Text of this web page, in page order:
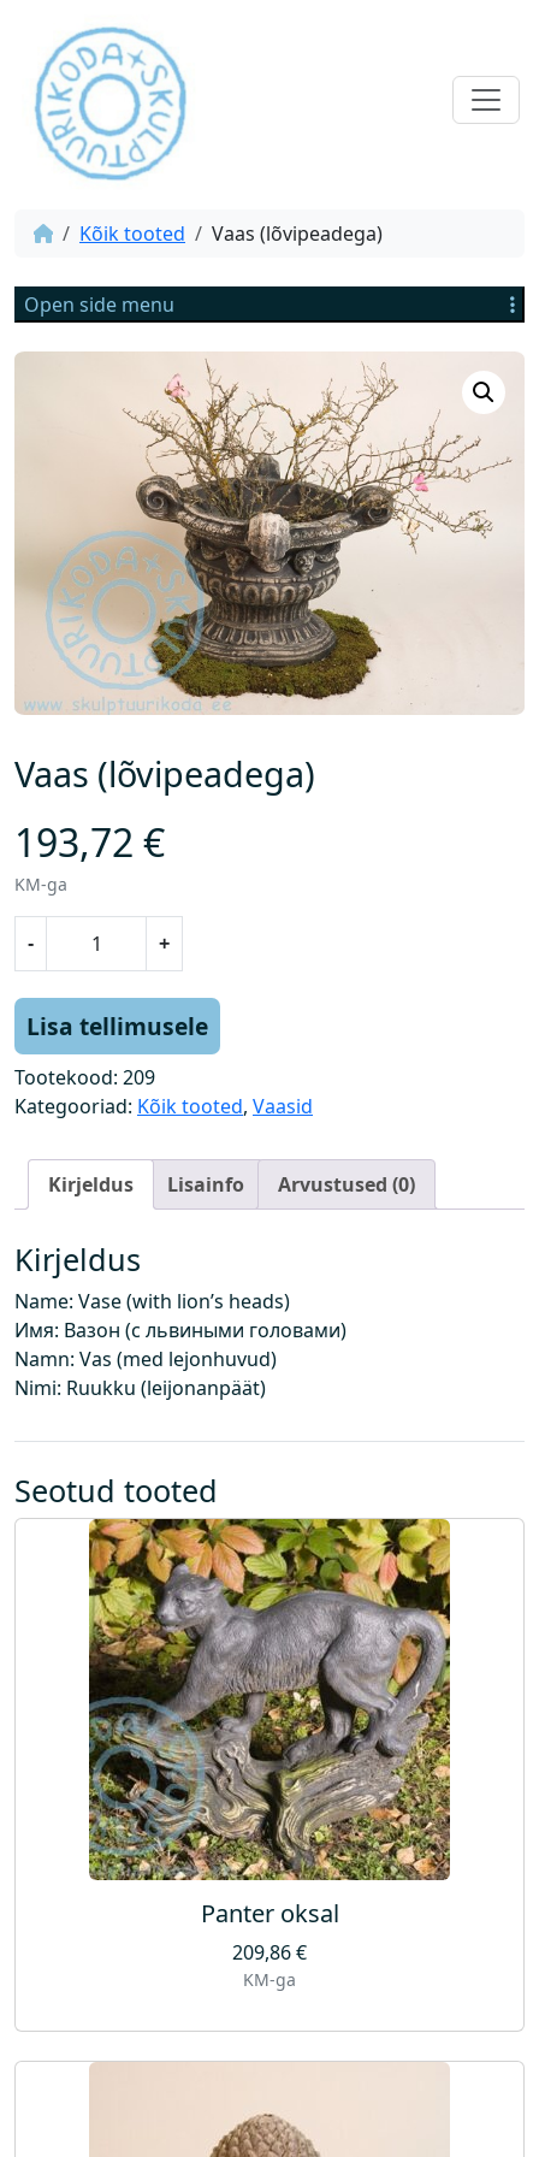
Kõik tooted Vaas (lõvipeadega)
Open side menu
Vaas (lõvipeadega)
193,72 €
KM-ga
-
(
l
õ
e
a
d
e
g
a
)
o
g
u
+
Lisa tellimusele
Tootekood: 209
Kategooriad: Kõik tooted, Vaasid
Kirjeldus Lisainfo Arvustused (0)
Kirjeldus
Name: Vase (with lion’s heads)
Имя: Вазон (с львиными головами)
Namn: Vas (med lejonhuvud)
Nimi: Ruukku (leijonanpäät)
Seotud tooted
Panter oksal
209,86€
KM-ga